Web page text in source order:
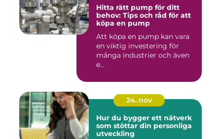
Hitta rätt pump för ditt
behov: Tips och råd för att
köpa en pump
Att köpa en pump kan vara
en viktig investering för
många industrier och även
e...
24. nov
Hur du bygger ett nätverk
som stöttar din personliga
utveckling